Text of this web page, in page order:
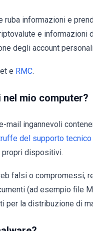
ruba informazioni e
e informazioni
degli account
e RMC.
mio computer?
mail ingannevoli
del supporto tecnico
propri dispositivi.
falsi o compromessi,
(ad esempio file
per la distribuzione di